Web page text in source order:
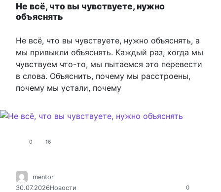
Не всё, что вы чувствуете, нужно
объяснять
Не всё, что вы чувствуете, нужно объяснять, а
мы привыкли объяснять. Каждый раз, когда мы
чувствуем что-то, мы пытаемся это перевести
в слова. Объяснить, почему мы расстроены,
почему мы устали, почему
0 16
0
mentor
30.07.2026Новости